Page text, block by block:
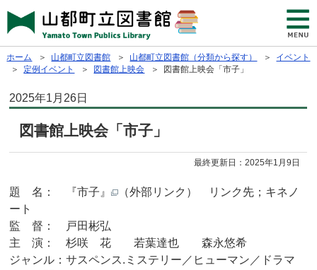
ホーム ＞ 山都町立図書館 ＞ 山都町立図書館（分類から探す） ＞ イベント
＞ 定例イベント ＞ 図書館上映会 ＞ 図書館上映会「市子」
2025年1月26日
図書館上映会「市子」
最終更新日：2025年1月9日
題 名： 『市子』
（外部リンク） リンク先；キネノ
ート
監 督： 戸田彬弘
主 演： 杉咲 花 若葉達也 森永悠希
ジャンル：サスペンス.ミステリー／ヒューマン／ドラマ